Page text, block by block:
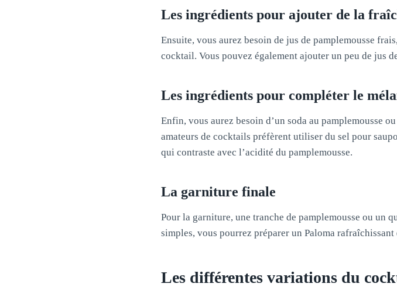
Les ingrédients pour ajouter de la
Ensuite, vous aurez besoin de jus de pamplemousse
cocktail. Vous pouvez également ajouter un peu de jus
Les ingrédients pour compléter le
Enfin, vous aurez besoin d’un soda au pamplemousse
amateurs de cocktails préfèrent utiliser du sel pour
qui contraste avec l’acidité du pamplemousse.
La garniture finale
Pour la garniture, une tranche de pamplemousse ou un
simples, vous pourrez préparer un Paloma
Les différentes variations du